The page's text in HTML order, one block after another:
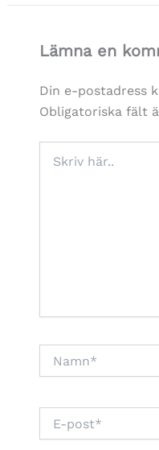
Lämna en
Din e-postadress
Obligatoriska fält
här..
post*